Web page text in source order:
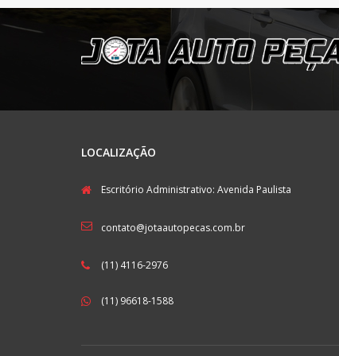
LOCALIZAÇÃO
Escritório Administrativo: Avenida Paulista
contato@jotaautopecas.com.br
(11) 4116-2976
(11) 96618-1588